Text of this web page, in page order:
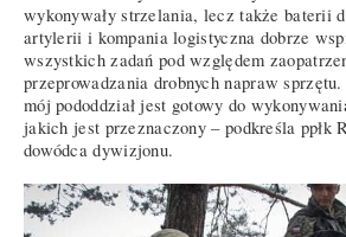
wykonywały strzelania, lecz także baterii
artylerii i kompania logistyczna dobrze
wszystkich zadań pod względem
przeprowadzania drobnych napraw
mój pododdział jest gotowy do
jakich jest przeznaczony – podkreśla ppłk
dowódca dywizjonu.